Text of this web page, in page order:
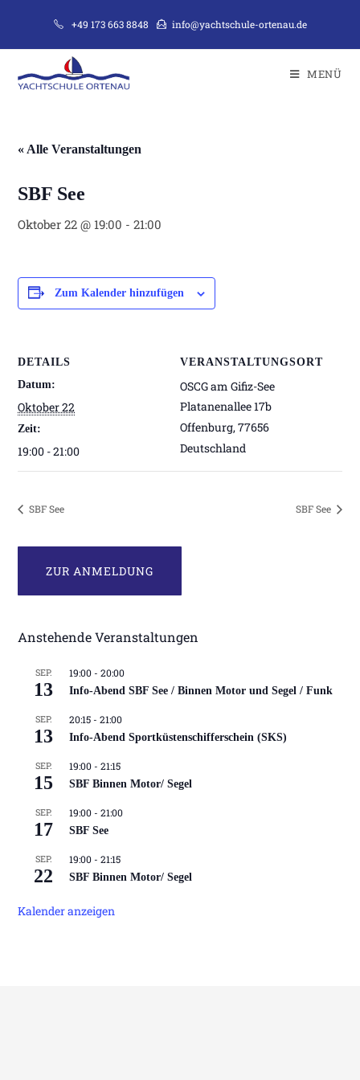
springen
+49 173 663 8848 info@yachtschule-ortenau.de
MENÜ
« Alle Veranstaltungen
SBF See
Oktober 22 @ 19:00 -21:00
Zum Kalender hinzufügen
DETAILS
Datum:
Oktober 22
Zeit:
19:00 - 21:00
VERANSTALTUNGSORT
OSCG am Gifiz-See
Platanenallee 17b
Offenburg,77656
Deutschland
SBF See SBF See
ZUR ANMELDUNG
Anstehende Veranstaltungen
SEP.
13
19:00 -20:00
Info-Abend SBF See / Binnen Motor und Segel / Funk
SEP.
13
20:15 -21:00
Info-Abend Sportküstenschifferschein (SKS)
SEP.
15
19:00 -21:15
SBF Binnen Motor/ Segel
SEP.
17
19:00 -21:00
SBF See
SEP.
22
19:00 -21:15
SBF Binnen Motor/ Segel
Kalender anzeigen